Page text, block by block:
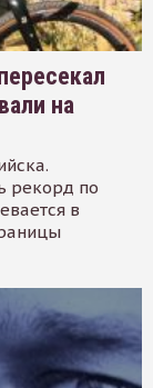
на
рекорд по
в